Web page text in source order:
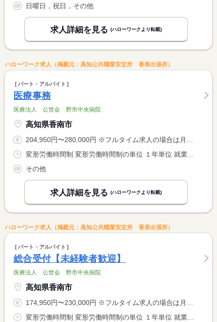
日曜日，祝日，その他
求人詳細を見る (ハローワークより転載)
ハローワーク求人（掲載元：高知公共職業安定所 香美出張所）
パート・アルバイト
医療事務
医療法人 公世会 野市中央病院
高知県香南市
204,950円〜280,000円 ※フルタイム求人の場合は月額（換算額）、パート求人の場合は時間額を表示しています。
変形労働時間制 変形労働時間制の単位 １年単位 就業時間１ 8時30分〜17時30分 就業時間２ 9時00分〜18時00分 就業時間に関する特記事項 シフトによる
その他
求人詳細を見る (ハローワークより転載)
ハローワーク求人（掲載元：高知公共職業安定所 香美出張所）
パート・アルバイト
総合受付【未経験者歓迎】
医療法人 公世会 野市中央病院
高知県香南市
174,950円〜230,000円 ※フルタイム求人の場合は月額（換算額）、パート求人の場合は時間額を表示しています。
変形労働時間制 変形労働時間制の単位 １年単位 就業時間１ 7時30分〜16時30分 就業時間２ 8時30分〜17時30分 就業時間３ 9時00分〜18時00分 就業時間に関する特記事項 シフトによる